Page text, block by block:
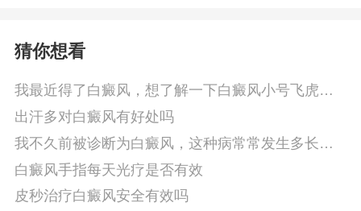
猜你想看
我最近得了白癜风，想了解一下白癜风小号飞虎队
户外直播的情况吗
出汗多对白癜风有好处吗
我不久前被诊断为白癜风，这种病常常发生多长时
间呢
白癜风手指每天光疗是否有效
皮秒治疗白癜风安全有效吗